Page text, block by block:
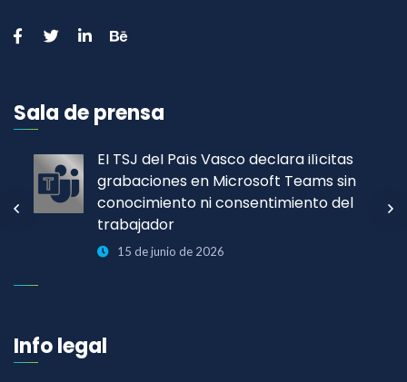
Sala de prensa
El TSJ del País Vasco declara ilícitas
grabaciones en Microsoft Teams sin
conocimiento ni consentimiento del
trabajador
15 de junio de 2026
Info legal